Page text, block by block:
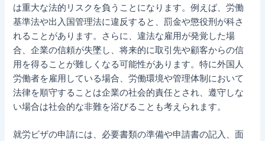
は重大な法的リスクを負うことになります。例えば、労働
基準法や出入国管理法に違反すると、罰金や懲役刑が科さ
れることがあります。さらに、違法な雇用が発覚した場
合、企業の信頼が失墜し、将来的に取引先や顧客からの信
用を得ることが難しくなる可能性があります。特に外国人
労働者を雇用している場合、労働環境や管理体制において
法律を順守することは企業の社会的責任とされ、遵守しな
い場合は社会的な非難を浴びることも考えられます。
就労ビザの申請には、必要書類の準備や申請書の記入、面